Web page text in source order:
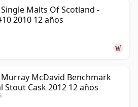
Malts Of Scotland -
2010 12 años
Murray McDavid Benchmark
Stout Cask 2012 12 años